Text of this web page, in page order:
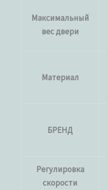
Максимальный
вес двери
Материал
БРЕНД
Регулировка
скорости